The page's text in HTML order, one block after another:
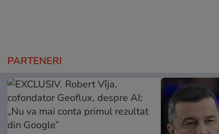
PARTENERI